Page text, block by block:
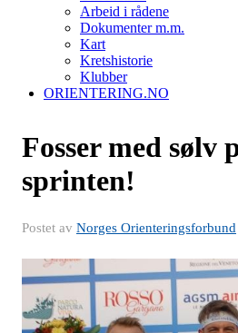
Arbeid i rådene
Dokumenter m.m.
Kart
Kretshistorie
Klubber
ORIENTERING.NO
Fosser med sølv
sprinten!
Postet av Norges Orienteringsforbund